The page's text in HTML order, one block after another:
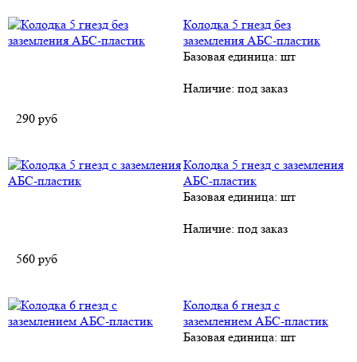
Колодка 5 гнезд без
заземления AБС-пластик
Базовая единица: шт
Наличие: под заказ
290 руб
Колодка 5 гнезд с заземления
AБС-пластик
Базовая единица: шт
Наличие: под заказ
560 руб
Колодка 6 гнезд с
заземлением AБС-пластик
Базовая единица: шт